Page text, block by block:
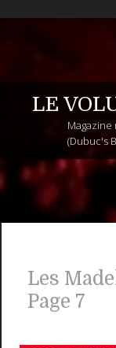
LE
(Dubuc's
Les
Page 7